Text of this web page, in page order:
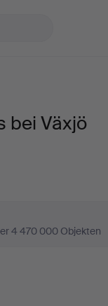
bei Växjö
4 470 000 Objekten